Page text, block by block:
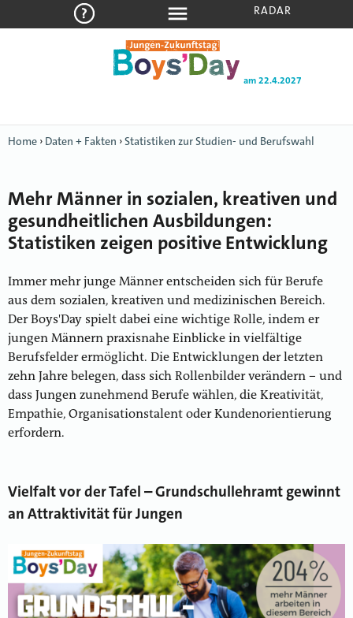
am 22.4.2027
RADAR
Home › Daten + Fakten ›Statistiken zur Studien- und Berufswahl
Mehr Männer in sozialen, kreativen und
gesundheitlichen Ausbildungen:
Statistiken zeigen positive Entwicklung
Immer mehr junge Männer entscheiden sich für Berufe
aus dem sozialen, kreativen und medizinischen Bereich.
Der Boys'Day spielt dabei eine wichtige Rolle, indem er
jungen Männern praxisnahe Einblicke in vielfältige
Berufsfelder ermöglicht. Die Entwicklungen der letzten
zehn Jahre belegen, dass sich Rollenbilder verändern – und
dass Jungen zunehmend Berufe wählen, die Kreativität,
Empathie, Organisationstalent oder Kundenorientierung
erfordern.
Vielfalt vor der Tafel – Grundschullehramt gewinnt
an Attraktivität für Jungen